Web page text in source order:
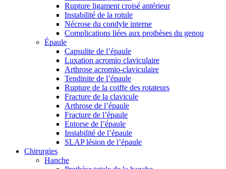
Rupture ligament croisé antérieur
Instabilité de la rotule
Nécrose du condyle interne
Complications liées aux prothèses du genou
Épaule
Capsulite de l’épaule
Luxation acromio claviculaire
Arthrose acromio-claviculaire
Tendinite de l’épaule
Rupture de la coiffe des rotateurs
Fracture de la clavicule
Arthrose de l’épaule
Fracture de l’épaule
Entorse de l’épaule
Instabilité de l’épaule
SLAP lésion de l’épaule
Chirurgies
Hanche